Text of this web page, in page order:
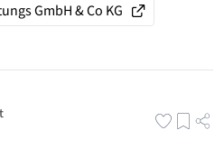
GmbH & Co KG